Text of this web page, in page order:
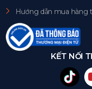
Hướng dẫn mua hàng
KẾT NỐI